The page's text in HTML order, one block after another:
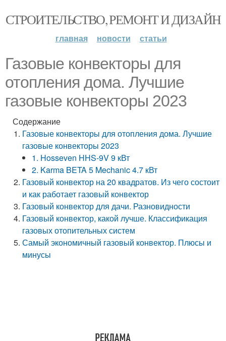
СТРОИТЕЛЬСТВО, РЕМОНТ И ДИЗАЙН
главная новости статьи
Газовые конвекторы для
отопления дома. Лучшие
газовые конвекторы 2023
Содержание
Газовые конвекторы для отопления дома. Лучшие
газовые конвекторы 2023
1. Hosseven HHS-9V 9 кВт
2. Karma BETA 5 Mechanic 4.7 кВт
Газовый конвектор на 20 квадратов. Из чего состоит
и как работает газовый конвектор
Газовый конвектор для дачи. Разновидности
Газовый конвектор, какой лучше. Классификация
газовых отопительных систем
Самый экономичный газовый конвектор. Плюсы и
минусы